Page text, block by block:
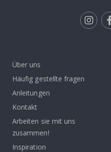
Über uns
Häufig gestellte fragen
Anleitungen
Kontakt
Arbeiten sie mit uns
zusammen!
Inspiration